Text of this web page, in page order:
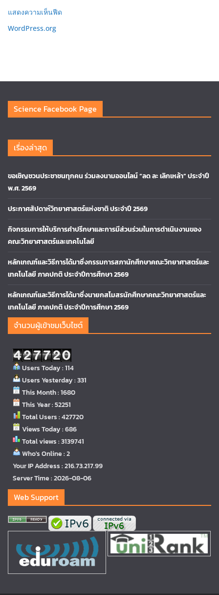
แสดงความเห็นฟีด
WordPress.org
Science Facebook Page
เรื่องล่าสุด
ขอเชิญชวนประชาชนทุกคน ร่วมลงนามออนไลน์ “ลด ละ เลิกเหล้า” ประจำปี
พ.ศ. 2569
ประกาศสัปดาห์วิทยาศาสตร์แห่งชาติ ประจำปี 2569
กิจกรรมการให้บริการคำปรึกษาและการมีส่วนร่วมในการดำเนินงานของ
คณะวิทยาศาสตร์และเทคโนโลยี
หลักเกณฑ์และวิธีการได้มาซึ่งกรรมการสภานักศึกษาคณะวิทยาศาสตร์และ
เทคโนโลยี ภาคปกติ ประจำปีการศึกษา 2569
หลักเกณฑ์และวิธีการได้มาซึ่งนายกสโมสรนักศึกษาคณะวิทยาศาสตร์และ
เทคโนโลยี ภาคปกติ ประจำปีการศึกษา 2569
จำนวนผู้เข้าชมเว็บไซต์
Users Today : 114
Users Yesterday : 331
This Month : 1680
This Year : 52251
Total Users : 427720
Views Today : 686
Total views : 3139741
Who's Online : 2
Your IP Address : 216.73.217.99
Server Time : 2026-08-06
Web Support